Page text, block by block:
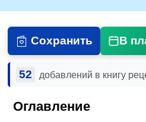
Сохранить В
52 добавлений в книгу
Оглавление